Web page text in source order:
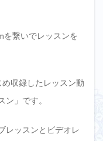
を繋いでレッスンを
収録したレッスン動
」です。
レッスンとビデオレ